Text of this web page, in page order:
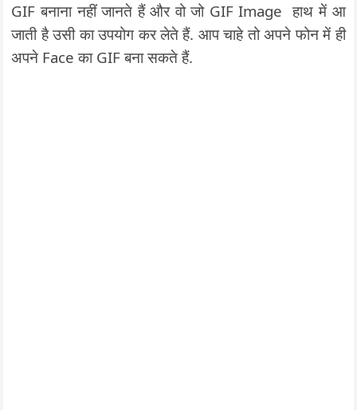
GIF बनाना नहीं जानते हैं और वो जो GIF Image हाथ में आ
जाती है उसी का उपयोग कर लेते हैं. आप चाहे तो अपने फोन में ही
अपने Face का GIF बना सकते हैं.